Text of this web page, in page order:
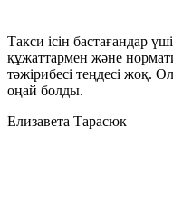
Такси ісін бастағандар
құжаттармен және
тәжірибесі теңдесі жоқ.
оңай болды.
Елизавета Тарасюк